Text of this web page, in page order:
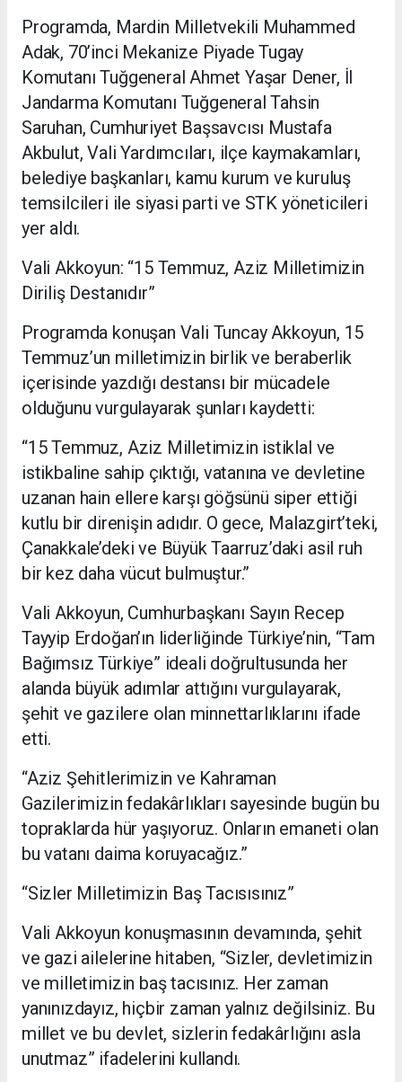
Programda, Mardin Milletvekili Muhammed
Adak, 70’inci Mekanize Piyade Tugay
Komutanı Tuğgeneral Ahmet Yaşar Dener, İl
Jandarma Komutanı Tuğgeneral Tahsin
Saruhan, Cumhuriyet Başsavcısı Mustafa
Akbulut, Vali Yardımcıları, ilçe kaymakamları,
belediye başkanları, kamu kurum ve kuruluş
temsilcileri ile siyasi parti ve STK yöneticileri
yer aldı.
Vali Akkoyun: “15 Temmuz, Aziz Milletimizin
Diriliş Destanıdır”
Programda konuşan Vali Tuncay Akkoyun, 15
Temmuz’un milletimizin birlik ve beraberlik
içerisinde yazdığı destansı bir mücadele
olduğunu vurgulayarak şunları kaydetti:
“15 Temmuz, Aziz Milletimizin istiklal ve
istikbaline sahip çıktığı, vatanına ve devletine
uzanan hain ellere karşı göğsünü siper ettiği
kutlu bir direnişin adıdır. O gece, Malazgirt’teki,
Çanakkale’deki ve Büyük Taarruz’daki asil ruh
bir kez daha vücut bulmuştur.”
Vali Akkoyun, Cumhurbaşkanı Sayın Recep
Tayyip Erdoğan’ın liderliğinde Türkiye’nin, “Tam
Bağımsız Türkiye” ideali doğrultusunda her
alanda büyük adımlar attığını vurgulayarak,
şehit ve gazilere olan minnettarlıklarını ifade
etti.
“Aziz Şehitlerimizin ve Kahraman
Gazilerimizin fedakârlıkları sayesinde bugün bu
topraklarda hür yaşıyoruz. Onların emaneti olan
bu vatanı daima koruyacağız.”
“Sizler Milletimizin Baş Tacısısınız”
Vali Akkoyun konuşmasının devamında, şehit
ve gazi ailelerine hitaben, “Sizler, devletimizin
ve milletimizin baş tacısınız. Her zaman
yanınızdayız, hiçbir zaman yalnız değilsiniz. Bu
millet ve bu devlet, sizlerin fedakârlığını asla
unutmaz” ifadelerini kullandı.